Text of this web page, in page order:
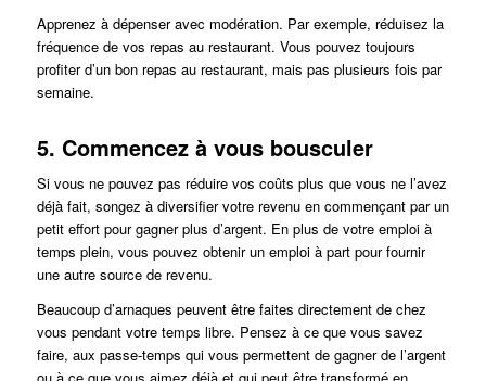
Apprenez à dépenser avec modération. Par exemple, réduisez la
fréquence de vos repas au restaurant. Vous pouvez toujours
profiter d’un bon repas au restaurant, mais pas plusieurs fois par
semaine.
5. Commencez à vous bousculer
Si vous ne pouvez pas réduire vos coûts plus que vous ne l’avez
déjà fait, songez à diversifier votre revenu en commençant par un
petit effort pour gagner plus d’argent. En plus de votre emploi à
temps plein, vous pouvez obtenir un emploi à part pour fournir
une autre source de revenu.
Beaucoup d’arnaques peuvent être faites directement de chez
vous pendant votre temps libre. Pensez à ce que vous savez
faire, aux passe-temps qui vous permettent de gagner de l’argent